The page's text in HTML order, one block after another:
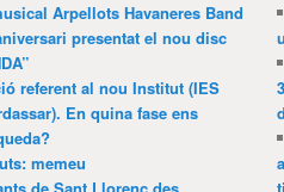
Arpellots Havaneres Band
presentat el nou disc
referent al nou Institut (IES
En quina fase ens
memeu